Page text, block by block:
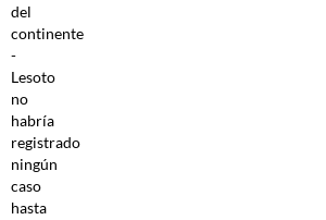
del
continente
-
Lesoto
no
habría
registrado
ningún
caso
hasta